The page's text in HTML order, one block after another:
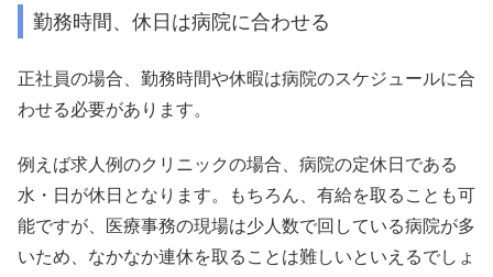
勤務時間、休日は病院に合わせる
正社員の場合、勤務時間や休暇は病院のスケジュールに合
わせる必要があります。
例えば求人例のクリニックの場合、病院の定休日である
水・日が休日となります。もちろん、有給を取ることも可
能ですが、医療事務の現場は少人数で回している病院が多
いため、なかなか連休を取ることは難しいといえるでしょ